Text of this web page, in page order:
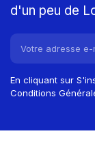
d'un peu de
En cliquant sur
Conditions